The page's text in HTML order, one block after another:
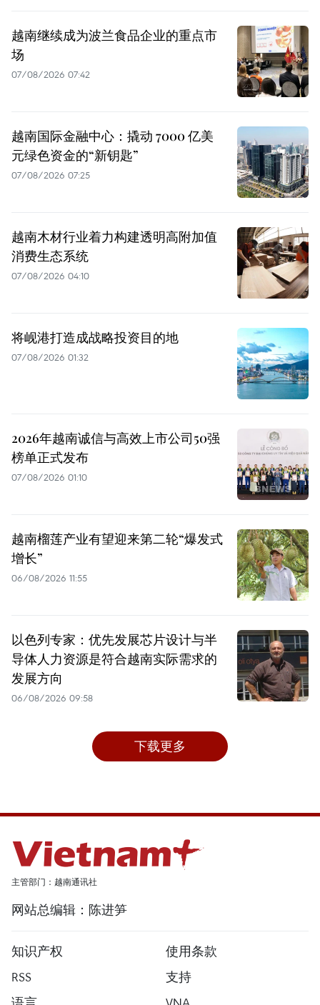
越南继续成为波兰食品企业的重点市
场
07/08/2026 07:42
越南国际金融中心：撬动 7000 亿美
元绿色资金的“新钥匙”
07/08/2026 07:25
越南木材行业着力构建透明高附加值
消费生态系统
07/08/2026 04:10
将岘港打造成战略投资目的地
07/08/2026 01:32
2026年越南诚信与高效上市公司50强
榜单正式发布
07/08/2026 01:10
越南榴莲产业有望迎来第二轮“爆发式
增长”
06/08/2026 11:55
以色列专家：优先发展芯片设计与半
导体人力资源是符合越南实际需求的
发展方向
06/08/2026 09:58
下载更多
主管部门：越南通讯社
网站总编辑：陈进笋
知识产权
使用条款
RSS
支持